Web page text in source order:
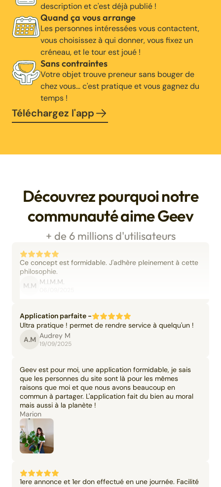
description et c'est déjà publié !
Quand ça vous arrange
Les personnes intéressées vous contactent,
vous choisissez à qui donner, vous fixez un
créneau, et le tour est joué !
Sans contraintes
Votre objet trouve preneur sans bouger de
chez vous… c'est pratique et vous gagnez du
temps !
Téléchargez l'app
Découvrez pourquoi notre
communauté aime Geev
+ de 6 millions d'utilisateurs
Ce concept est formidable. J'adhère pleinement à cette
philosophie.
M.M M.I.M.M.
Application parfaite -
Ultra pratique ! permet de rendre service à quelqu'un !
A.M Audrey M
19/09/2025
Geev est pour moi, une application formidable, je sais
que les personnes du site sont là pour les mêmes
raisons que moi et que nous avons beaucoup en
commun à partager. L'application fait du bien au moral
mais aussi à la planète !
Marion
1ere annonce et 1er don effectué en une journée. Facilité